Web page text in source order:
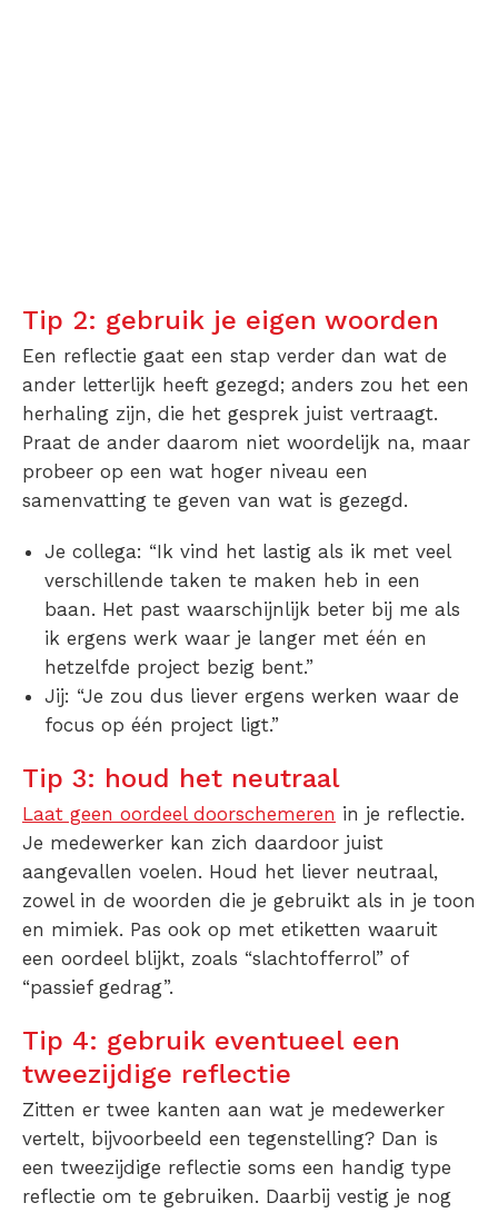
Tip 2: gebruik je eigen woorden
Een reflectie gaat een stap verder dan wat de
ander letterlijk heeft gezegd; anders zou het een
herhaling zijn, die het gesprek juist vertraagt.
Praat de ander daarom niet woordelijk na, maar
probeer op een wat hoger niveau een
samenvatting te geven van wat is gezegd.
Je collega: “Ik vind het lastig als ik met veel
verschillende taken te maken heb in een
baan. Het past waarschijnlijk beter bij me als
ik ergens werk waar je langer met één en
hetzelfde project bezig bent.”
Jij: “Je zou dus liever ergens werken waar de
focus op één project ligt.”
Tip 3: houd het neutraal
Laat geen oordeel doorschemeren in je reflectie.
Je medewerker kan zich daardoor juist
aangevallen voelen. Houd het liever neutraal,
zowel in de woorden die je gebruikt als in je toon
en mimiek. Pas ook op met etiketten waaruit
een oordeel blijkt, zoals “slachtofferrol” of
“passief gedrag”.
Tip 4: gebruik eventueel een
tweezijdige reflectie
Zitten er twee kanten aan wat je medewerker
vertelt, bijvoorbeeld een tegenstelling? Dan is
een tweezijdige reflectie soms een handig type
reflectie om te gebruiken. Daarbij vestig je nog